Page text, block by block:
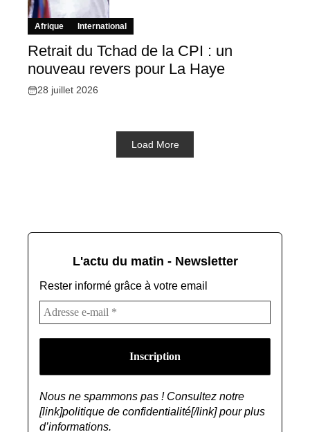
Afrique International
Retrait du Tchad de la CPI : un
nouveau revers pour La Haye
28 juillet 2026
Load More
L'actu du matin - Newsletter
Rester informé grâce à votre email
Nous ne spammons pas ! Consultez notre
[link]politique de confidentialité[/link] pour plus
d’informations.